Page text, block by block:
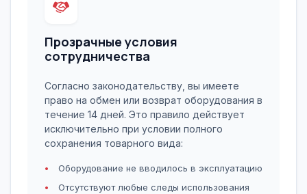
Прозрачные условия
сотрудничества
Согласно законодательству, вы имеете
право на обмен или возврат оборудования в
течение 14 дней. Это правило действует
исключительно при условии полного
сохранения товарного вида:
Оборудование не вводилось в эксплуатацию
Отсутствуют любые следы использования